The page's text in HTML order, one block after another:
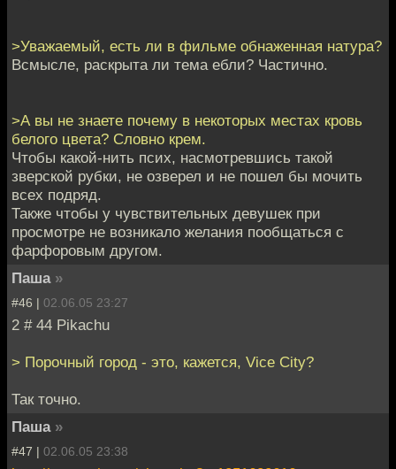
>Уважаемый, есть ли в фильме обнаженная натура?
Всмысле, раскрыта ли тема ебли? Частично.
>А вы не знаете почему в некоторых местах кровь
белого цвета? Словно крем.
Чтобы какой-нить псих, насмотревшись такой
зверской рубки, не озверел и не пошел бы мочить
всех подряд.
Также чтобы у чувствительных девушек при
просмотре не возникало желания пообщаться с
фарфоровым другом.
Паша »
#46 | 02.06.05 23:27
2 # 44 Pikachu
> Порочный город - это, кажется, Vice City?
Так точно.
Паша »
#47 | 02.06.05 23:38